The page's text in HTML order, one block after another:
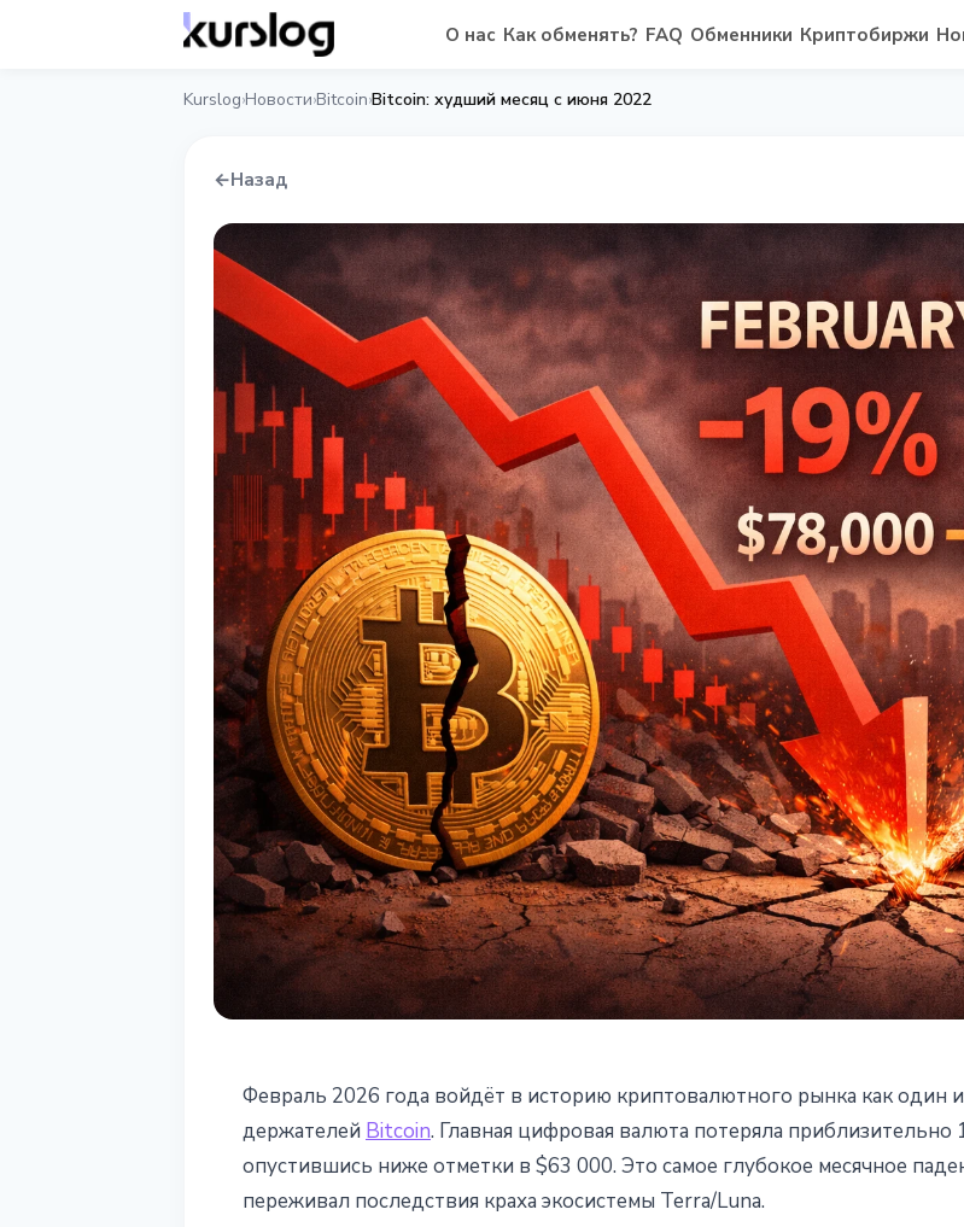
О нас Как обменять? FAQ Обменники Криптобиржи
Kurslog›Новости›Bitcoin›Bitcoin: худший месяц с июня 2022
←Назад
Bitcoin: худший месяц с июня 2022
25 февраля 2026 г.3 мин чтения
Февраль 2026 года войдёт в историю криптовалютного рынка как один
держателей Bitcoin. Главная цифровая валюта потеряла приблизительно
опустившись ниже отметки в $63 000. Это самое глубокое месячное
переживал последствия краха экосистемы Terra/Luna.